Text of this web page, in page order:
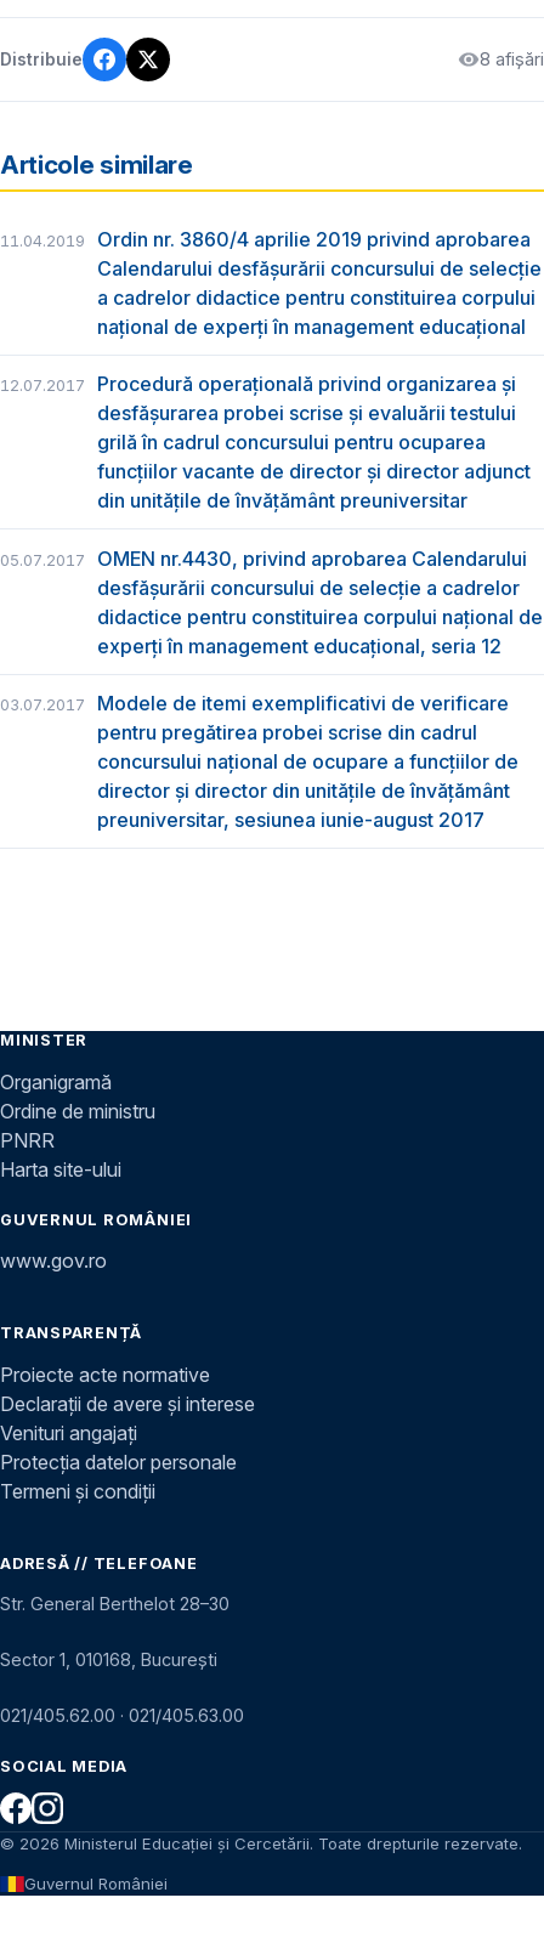
Distribuie 8 afișări
Articole similare
11.04.2019
Ordin nr. 3860/4 aprilie 2019 privind aprobarea
Calendarului desfăşurării concursului de selecţie
a cadrelor didactice pentru constituirea corpului
naţional de experţi în management educaţional
12.07.2017
Procedură operațională privind organizarea și
desfășurarea probei scrise și evaluării testului
grilă în cadrul concursului pentru ocuparea
funcțiilor vacante de director și director adjunct
din unitățile de învățământ preuniversitar
05.07.2017
OMEN nr.4430, privind aprobarea Calendarului
desfășurării concursului de selecție a cadrelor
didactice pentru constituirea corpului național de
experți în management educațional, seria 12
03.07.2017
Modele de itemi exemplificativi de verificare
pentru pregătirea probei scrise din cadrul
concursului naţional de ocupare a funcţiilor de
director şi director din unităţile de învăţământ
preuniversitar, sesiunea iunie-august 2017
MINISTER
Organigramă
Ordine de ministru
PNRR
Harta site-ului
GUVERNUL ROMÂNIEI
www.gov.ro
TRANSPARENȚĂ
Proiecte acte normative
Declarații de avere și interese
Venituri angajați
Protecția datelor personale
Termeni și condiții
ADRESĂ // TELEFOANE
Str. General Berthelot 28–30
Sector 1, 010168, București
021/405.62.00 · 021/405.63.00
SOCIAL MEDIA
© 2026 Ministerul Educației și Cercetării. Toate drepturile rezervate.
Guvernul României